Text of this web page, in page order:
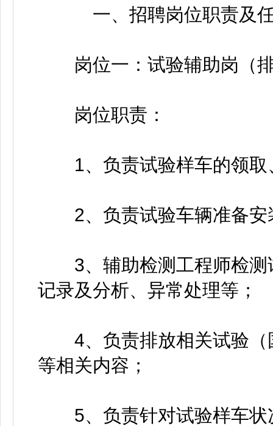
一、招聘岗位职责及
岗位一：试验辅助岗（
岗位职责：
1、负责试验样车的领取
2、负责试验车辆准备安
3、辅助检测工程师检测
记录及分析、异常处理等；
4、负责排放相关试验（
等相关内容；
5、负责针对试验样车状